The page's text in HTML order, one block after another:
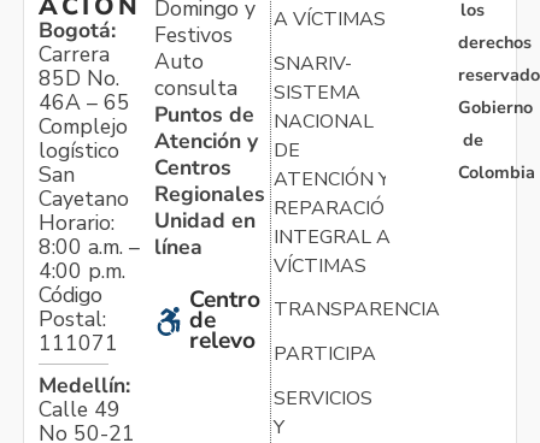
Bogotá:
Carrera
85D No.
46A – 65
Complejo
logístico
San
Cayetano
Horario:
8:00 a.m. –
4:00 p.m.
Código
Postal:
111071
Medellín:
Calle 49
No 50-21
Domingo y
Festivos
Auto
consulta
Puntos de
Atención y
Centros
Regionales
Unidad en
línea
Centro
de
relevo
A VÍCTIMAS
SNARIV-
SISTEMA
NACIONAL
DE
ATENCIÓN Y
REPARACIÓN
INTEGRAL A
VÍCTIMAS
TRANSPARENCIA
PARTICIPA
SERVICIOS
Y
los
derechos
Gobierno
de
Colombia